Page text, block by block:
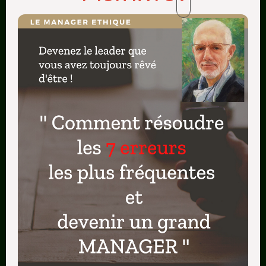
METTEZ DE LA VITESSE DANS VOTRE LECTURE DE
VISIONAGE !